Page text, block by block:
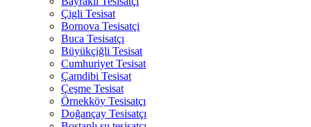
Çigli Tesisat
Bornova Tesisatçi
Buca Tesisatçı
Büyükçiğli Tesisat
Cumhuriyet Tesisat
Çamdibi Tesisat
Çeşme Tesisat
Örnekköy Tesisatçı
Doğançay Tesisatçı